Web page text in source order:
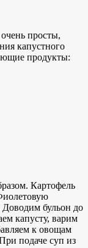
просты,
капустного
продукты:
Картофель
Доводим бульон до
капусту, варим
к овощам
подаче суп из